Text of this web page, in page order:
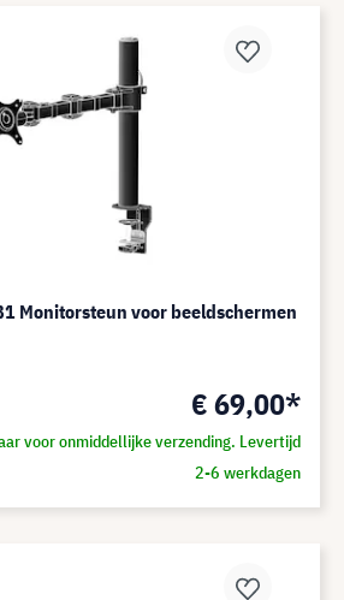
Monitorsteun voor beeldschermen
€ 69,00*
voor onmiddellijke verzending. Levertijd
2-6 werkdagen